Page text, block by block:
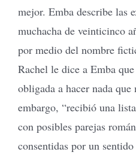
mejor. Emba describe las
muchacha de veinticinco
por medio del nombre
Rachel le dice a Emba
obligada a hacer nada
embargo, “recibió una
con posibles parejas
consentidas por un